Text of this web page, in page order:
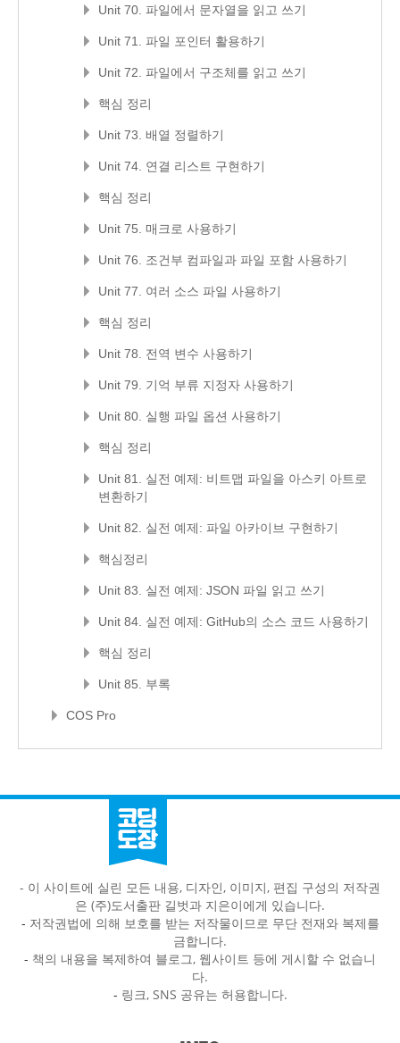
Unit 70. 파일에서 문자열을 읽고 쓰기
Unit 71. 파일 포인터 활용하기
Unit 72. 파일에서 구조체를 읽고 쓰기
핵심 정리
Unit 73. 배열 정렬하기
Unit 74. 연결 리스트 구현하기
핵심 정리
Unit 75. 매크로 사용하기
Unit 76. 조건부 컴파일과 파일 포함 사용하기
Unit 77. 여러 소스 파일 사용하기
핵심 정리
Unit 78. 전역 변수 사용하기
Unit 79. 기억 부류 지정자 사용하기
Unit 80. 실행 파일 옵션 사용하기
핵심 정리
Unit 81. 실전 예제: 비트맵 파일을 아스키 아트로
변환하기
Unit 82. 실전 예제: 파일 아카이브 구현하기
핵심정리
Unit 83. 실전 예제: JSON 파일 읽고 쓰기
Unit 84. 실전 예제: GitHub의 소스 코드 사용하기
핵심 정리
Unit 85. 부록
COS Pro
- 이 사이트에 실린 모든 내용, 디자인, 이미지, 편집 구성의 저작권
은 (주)도서출판 길벗과 지은이에게 있습니다.
- 저작권법에 의해 보호를 받는 저작물이므로 무단 전재와 복제를
금합니다.
- 책의 내용을 복제하여 블로그, 웹사이트 등에 게시할 수 없습니
다.
- 링크, SNS 공유는 허용합니다.